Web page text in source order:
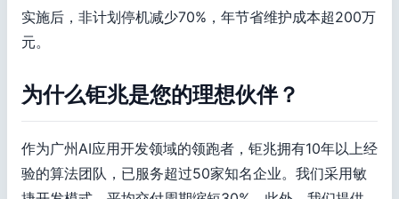
实施后，非计划停机减少70%，年节省维护成本超200万
元。
为什么钜兆是您的理想伙伴？
作为广州AI应用开发领域的领跑者，钜兆拥有10年以上经
验的算法团队，已服务超过50家知名企业。我们采用敏